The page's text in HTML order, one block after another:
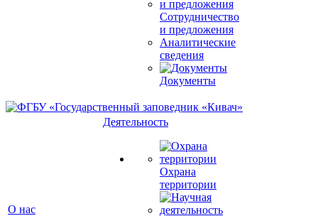
Сотрудничество
и предложения
Аналитические
сведения
Документы
О нас
Деятельность
Охрана
территории